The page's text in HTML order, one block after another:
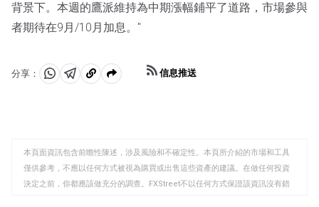
背景下。本週的鷹派維持為中期漲幅鋪平了道路，市場參與
者期待在9月/10月加息。"
分享：
分 分 複
板
信息推送
本頁面資訊包含前瞻性陳述，涉及風險和不確定性。本頁所介紹的市場和工具
僅供參考，不應以任何方式被視為購買或出售這些資產的建議。在做任何投資
決定之前，你都應該做充分的調查。FXStreet不以任何方式保證該資訊沒有錯